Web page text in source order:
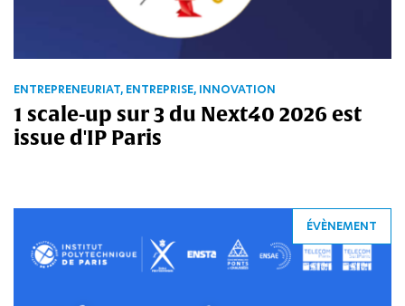
ENTREPRENEURIAT, ENTREPRISE, INNOVATION
1 scale-up sur 3 du Next40 2026 est
issue d'IP Paris
ÉVÈNEMENT